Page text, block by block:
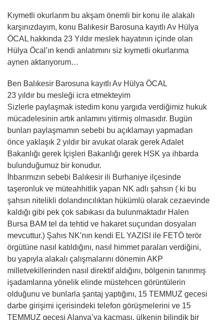
Kıymetli okurlarım bu akşam önemli bir konu ile alakalı
karşınızdayım, konu Balıkesir Barosuna kayıtlı Av Hülya
ÖCAL hakkında 23 Yıldır meslek hayatının içinde olan
Hülya Öcal’ın kendi anlatımını siz kıymetli okurlarıma
aynen aktarıyorum…
Ben Balıkesir Barosuna kayıtlı Av Hülya ÖCAL
23 yıldır bu mesleği icra etmekteyim
Sizlerle paylaşmak istedim konu yargıda verdiğimiz hukuk
mücadelesinin artık anlamını yitirmiş olmasıdır. Bugün
bunları paylaşmamın sebebi bu açıklamayı yapmadan
önce yaklaşık 2 yıldır bir avukat olarak gerek Adalet
Bakanlığı gerek İçişleri Bakanlığı gerek HSK ya ihbarda
bulunduğumuz bir konudur.
İhbarımızın sebebi Balıkesir ili Burhaniye ilçesinde
taşeronluk ve müteahhitlik yapan NK adlı şahsın ( ki bu
şahsın nitelikli dolandırıcılıktan hükümlü olarak cezaevinde
kaldığı gibi pek çok sabıkası da bulunmaktadır Halen
Bursa BAM tel da tehtid ve hakaret suçundan dosyaları
mevcuttur.) Şahıs NK’nın kendi EL YAZISI ile FETÖ terör
örgütüne nasıl katıldığını, nasıl himmet paraları verdiğini,
bu yapıyla alakalı çalışmalarını dönemin AKP
milletvekillerinden nasıl direktif aldığını, bölgenin tanınmış
işadamlarına yönelik elinde müstehcen görüntülerin
olduğunu ve bunlarla şantaj yaptığını, 15 TEMMUZ gecesi
darbe girişimi içerisindeki telefon görüşmelerini ve 15
TEMMUZ gecesi Alanya’ya kaçması, ülkenin bilindik bir